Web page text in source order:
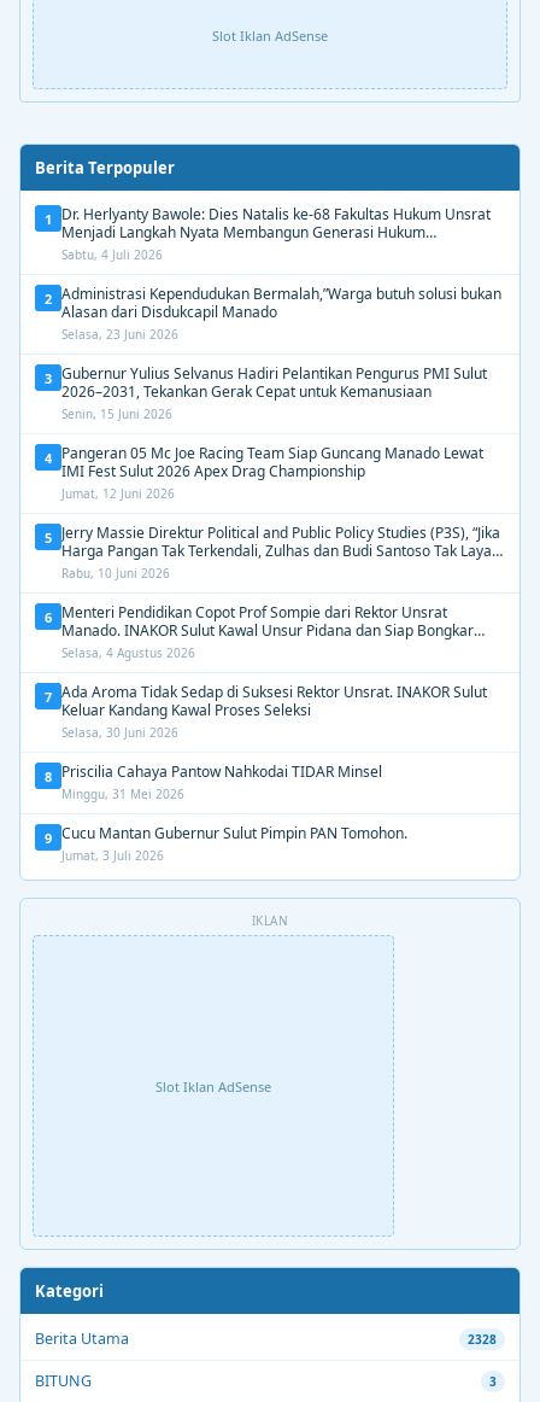
Slot Iklan AdSense
Berita Terpopuler
1
Dr. Herlyanty Bawole: Dies Natalis ke-68 Fakultas Hukum Unsrat
Menjadi Langkah Nyata Membangun Generasi Hukum
Berdampak
Sabtu, 4 Juli 2026
2 Administrasi Kependudukan Bermalah,”Warga butuh solusi bukan
Alasan dari Disdukcapil Manado
Selasa, 23 Juni 2026
3 Gubernur Yulius Selvanus Hadiri Pelantikan Pengurus PMI Sulut
2026–2031, Tekankan Gerak Cepat untuk Kemanusiaan
Senin, 15 Juni 2026
4 Pangeran 05 Mc Joe Racing Team Siap Guncang Manado Lewat
IMI Fest Sulut 2026 Apex Drag Championship
Jumat, 12 Juni 2026
5 Jerry Massie Direktur Political and Public Policy Studies (P3S), “Jika
Harga Pangan Tak Terkendali, Zulhas dan Budi Santoso Tak Layak
Dipertahankan”
Rabu, 10 Juni 2026
6 Menteri Pendidikan Copot Prof Sompie dari Rektor Unsrat
Manado. INAKOR Sulut Kawal Unsur Pidana dan Siap Bongkar
Aroma Busuk di Suksesi Rektor
Selasa, 4 Agustus 2026
7 Ada Aroma Tidak Sedap di Suksesi Rektor Unsrat. INAKOR Sulut
Keluar Kandang Kawal Proses Seleksi
Selasa, 30 Juni 2026
8 Priscilia Cahaya Pantow Nahkodai TIDAR Minsel
Minggu, 31 Mei 2026
9 Cucu Mantan Gubernur Sulut Pimpin PAN Tomohon.
Jumat, 3 Juli 2026
IKLAN
Slot Iklan AdSense
Kategori
Berita Utama 2328
BITUNG 3